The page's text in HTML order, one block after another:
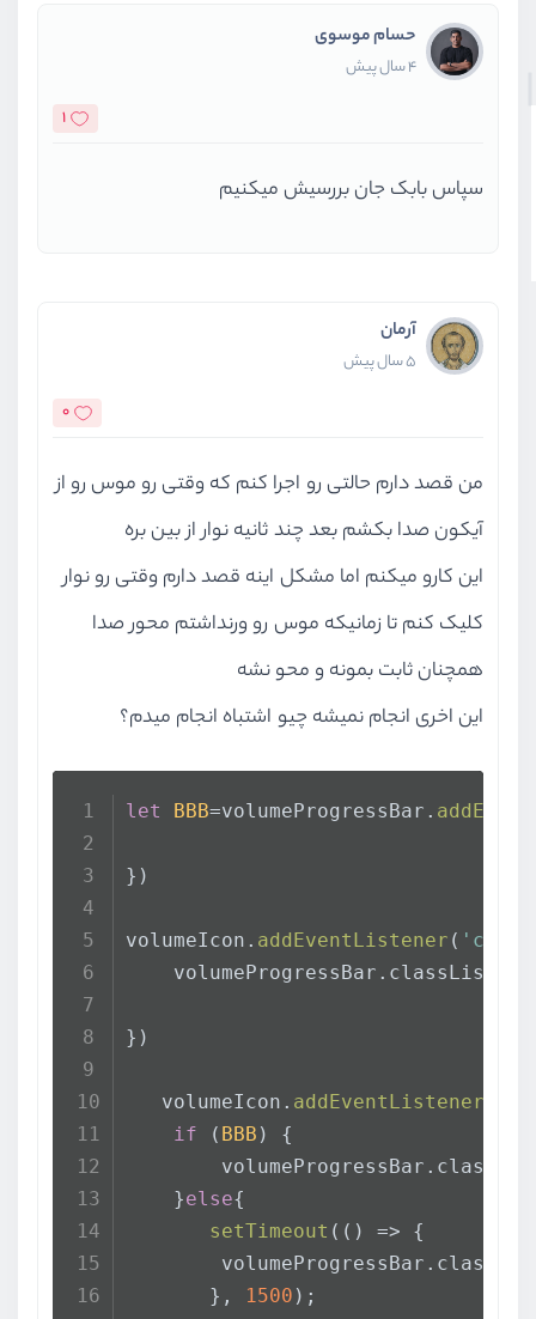
حسام موسوی
4 سال پیش
1
سپاس بابک جان بررسیش میکنیم
آرمان
5 سال پیش
0
من قصد دارم حالتی رو اجرا کنم که وقتی رو موس رو از
آیکون صدا بکشم بعد چند ثانیه نوار از بین بره
این کارو میکنم اما مشکل اینه قصد دارم وقتی رو نوار
کلیک کنم تا زمانیکه موس رو ورنداشتم محور صدا
همچنان ثابت بمونه و محو نشه
این اخری انجام نمیشه چیو اشتباه انجام میدم؟
let BBB=volumeProgressBar.
})
volumeIcon. addEventListener (
    volumeProgressBar.
classList
})
   volumeIcon.
addEventListener
if ( BBB ) {
        volumeProgressBar.
    }
else{
setTimeout ( () => {
        volumeProgressBar.
       },
1500 );